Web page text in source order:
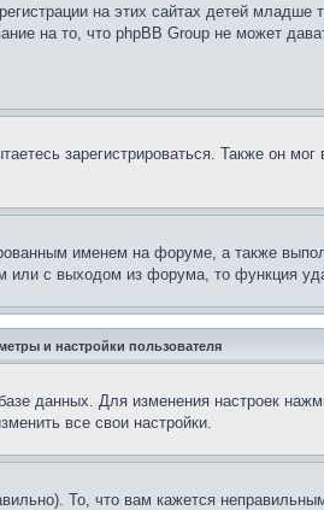
на этих сайтах детей младше
на то, что phpBB Group не может
зарегистрироваться. Также он
именем на форуме, а также
с выходом из форума, то функция
и настройки пользователя
данных. Для изменения настроек
все свои настройки.
То, что вам кажется